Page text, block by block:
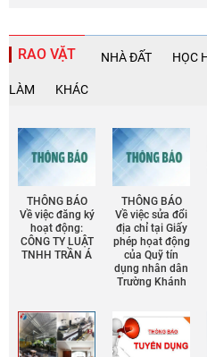
RAO VẶT NHÀ ĐẤT HỌC
LÀM KHÁC
THÔNG BÁO
Về việc đăng ký
hoạt động:
CÔNG TY LUẬT
TNHH TRẦN Á
THÔNG BÁO
Về việc sửa đổi
địa chỉ tại Giấy
phép họat động
của Quỹ tín
dụng nhân dân
Trường Khánh